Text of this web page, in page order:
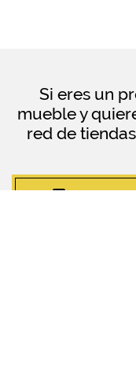
Si eres un
mueble y
red de